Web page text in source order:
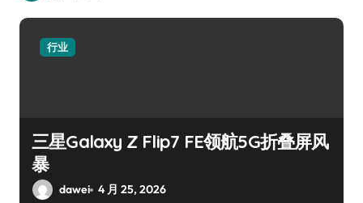
行业
三星Galaxy Z Flip7 FE领航5G折叠屏风
暴
dawei 4 月 25, 2026